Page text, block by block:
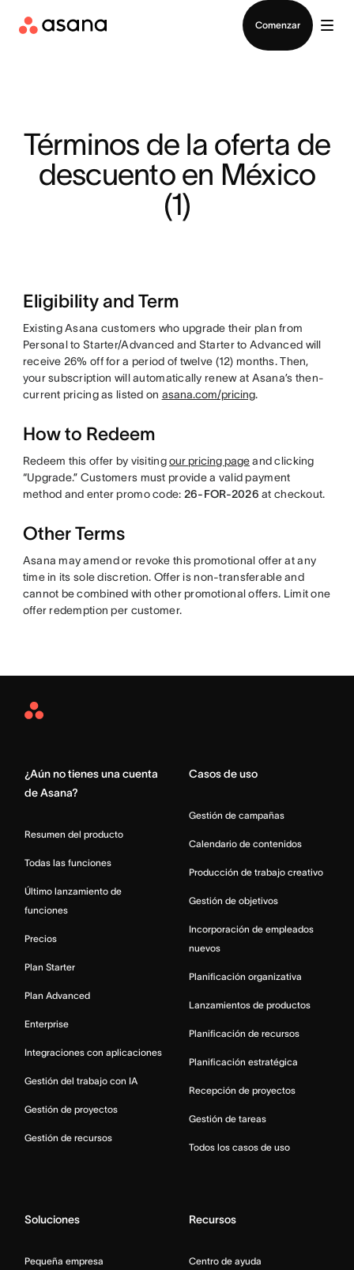
Comenzar
Términos de la oferta de
descuento en México
(1)
Eligibility and Term
Existing Asana customers who upgrade their plan from
Personal to Starter/Advanced and Starter to Advanced will
receive 26% off for a period of twelve (12) months. Then,
your subscription will automatically renew at Asana’s then-
current pricing as listed on asana.com/pricing.
How to Redeem
Redeem this offer by visitingour pricing pageand clicking
“Upgrade.” Customers must provide a valid payment
method and enter promo code: 26-FOR-2026 at checkout.
Other Terms
Asana may amend or revoke this promotional offer at any
time in its sole discretion. Offer is non-transferable and
cannot be combined with other promotional offers. Limit one
offer redemption per customer.
Asana
¿Aún no tienes una cuenta
de Asana?
Resumen del producto
Todas las funciones
Último lanzamiento de
funciones
Precios
Plan Starter
Plan Advanced
Enterprise
Integraciones con aplicaciones
Gestión del trabajo con IA
Gestión de proyectos
Gestión de recursos
Casos de uso
Gestión de campañas
Calendario de contenidos
Producción de trabajo creativo
Gestión de objetivos
Incorporación de empleados
nuevos
Planificación organizativa
Lanzamientos de productos
Planificación de recursos
Planificación estratégica
Recepción de proyectos
Gestión de tareas
Todos los casos de uso
Soluciones
Pequeña empresa
Recursos
Centro de ayuda